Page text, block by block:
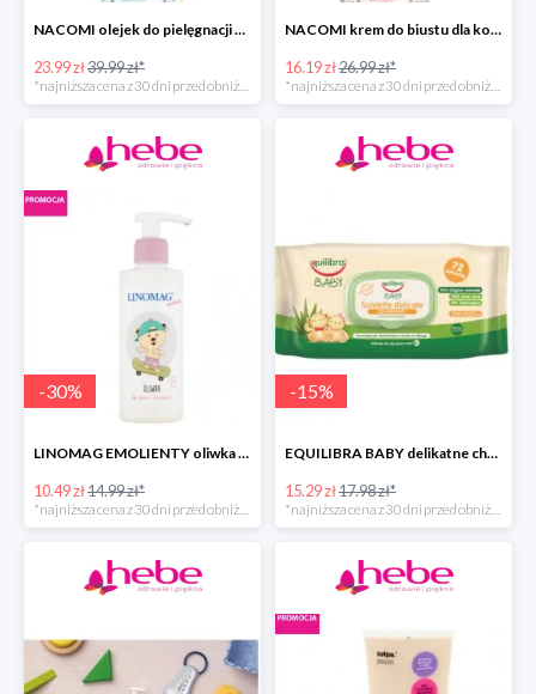
NACOMI olejek do pielęgnacji skóry kobiet w ciąży
23.99 zł39.99 zł*
NACOMI krem do biustu dla kobiet w ciąży w super cenie
16.19 zł26.99 zł*
-30%
LINOMAG EMOLIENTY oliwka do ciała dla dzieci i niemowląt
10.49 zł14.99 zł*
*najniższa cena z 30 dni przed obniżką
-15%
EQUILIBRA BABY delikatne chusteczki oczyszczające
15.29 zł17.98 zł*
*najniższa cena z 30 dni przed obniżką